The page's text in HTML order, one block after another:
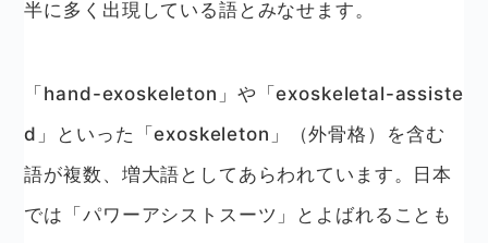
半に多く出現している語とみなせます。
「hand-exoskeleton」や「exoskeletal-assiste
d」といった「exoskeleton」（外骨格）を含む
語が複数、増大語としてあらわれています。日本
では「パワーアシストスーツ」とよばれることも